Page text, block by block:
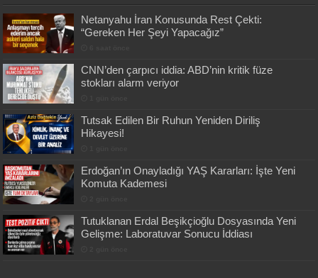
Netanyahu İran Konusunda Rest Çekti:
“Gereken Her Şeyi Yapacağız”
CNN’den çarpıcı iddia: ABD’nin kritik füze
stokları alarm veriyor
Tutsak Edilen Bir Ruhun Yeniden Diriliş
Hikayesi!
Erdoğan’ın Onayladığı YAŞ Kararları: İşte Yeni
Komuta Kademesi
Tutuklanan Erdal Beşikçioğlu Dosyasında Yeni
Gelişme: Laboratuvar Sonucu İddiası